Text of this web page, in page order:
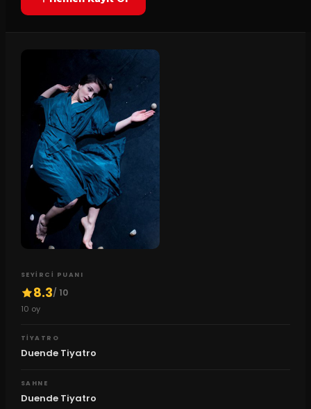
SEYIRCI PUANI
8.3/ 10
10 oy
TIYATRO
Duende Tiyatro
SAHNE
Duende Tiyatro